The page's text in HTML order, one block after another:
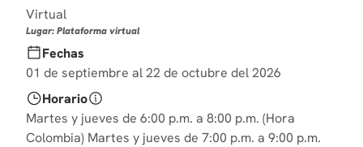
Virtual
Lugar: Plataforma virtual
Fechas
01 de septiembre al 22 de octubre del 2026
Horario
Martes y jueves de 6:00 p.m. a 8:00 p.m. (Hora
Colombia) Martes y jueves de 7:00 p.m. a 9:00 p.m.